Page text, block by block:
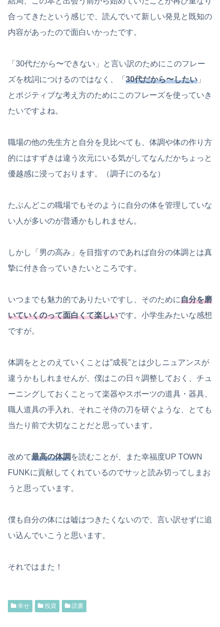
合ってきたという感じで、読んでいて新しい発見と既知の
内容があったので面白いかったです。
「30代だから〜できない」と言い訳のためにこのフレー
ズを枕詞につけるのではなく、「 30代だから〜したい 」
とポジティブな考え方のためにこのフレーズを使っていき
たいですよね。
職場の他の先生方と自分を見比べても、体調や体の作り方
的にはすずきは違う次元にいる気がしてなんだかちょっと
優越感に浸っております。（調子にのるな）
たぶんどこの職場でもそのように自分の体を管理していな
い人が多いのが普通かもしれません。
しかし「男の高み」を目指すのであれば自分の体調とは真
摯に付き合っていきたいところです。
いつまでも魅力的でありたいですし、そのために自分を磨
いていくのって面白くて楽しいです。小学生みたいな感想
ですが。
体調をととのえていくことは”成長”とは少しニュアンスが
違うかもしれませんが、僕はこの日々調整しておく、チュ
ーニングしておくことって楽器やスポーツの道具・器具、
職人道具の手入れ、それこそ侍の刀を研ぐような、とても
当たり前で大切なことだと思っています。
改めて最高の体調を読むことが、また幸福度UP TOWN
FUNKに貢献してくれているのでサッと読み切ってしまお
うと思っています。
僕も自分の体には嘘はつきたくないので、言い訳せずに追
い込んでいこうと思います。
それではまた！
幸せ 投資 読書